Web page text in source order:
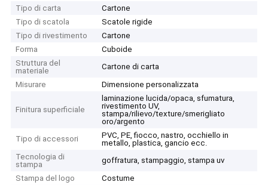
Tipo di carta
Cartone
Tipo di scatola
Scatole rigide
Tipo di rivestimento
Cartone
Forma
Cuboide
Struttura del
materiale
Cartone di carta
Misurare
Dimensione personalizzata
Finitura superficiale
laminazione lucida/opaca, sfumatura,
rivestimento UV,
stampa/rilievo/texture/smerigliato
oro/argento
Tipo di accessori
PVC, PE, fiocco, nastro, occhiello in
metallo, plastica, gancio ecc.
Tecnologia di
stampa
goffratura, stampaggio, stampa uv
Stampa del logo
Costume